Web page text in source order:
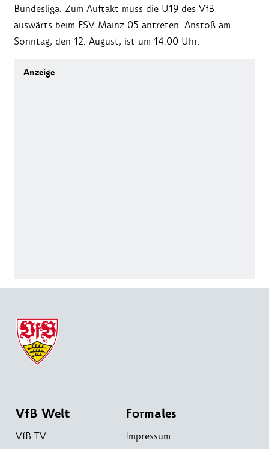
Bundesliga. Zum Auftakt muss die U19 des VfB
auswärts beim FSV Mainz 05 antreten. Anstoß am
Sonntag, den 12. August, ist um 14.00 Uhr.
VfB Welt
VfB TV
Formales
Impressum